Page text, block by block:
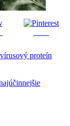
vírusový proteín